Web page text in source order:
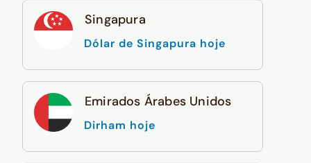
Singapura
Dólar de Singapura hoje
Emirados Árabes Unidos
Dirham hoje